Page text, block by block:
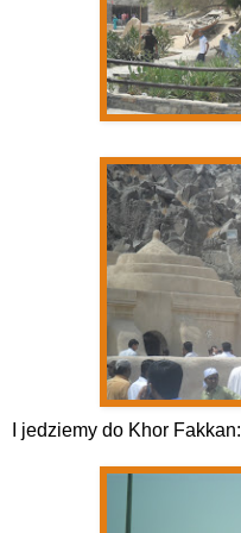
I jedziemy do Khor Fakkan: